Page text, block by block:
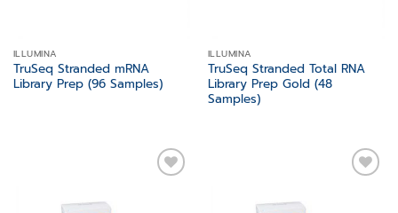
ILLUMINA
TruSeq Stranded mRNA
Library Prep (96 Samples)
ILLUMINA
TruSeq Stranded Total RNA
Library Prep Gold (48
Samples)